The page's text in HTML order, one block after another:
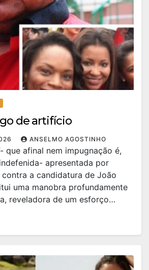
de artifício
ANSELMO AGOSTINHO
que afinal nem impugnação é,
apresentada por
a candidatura de João
uma manobra profundamente
reveladora de um esforço…